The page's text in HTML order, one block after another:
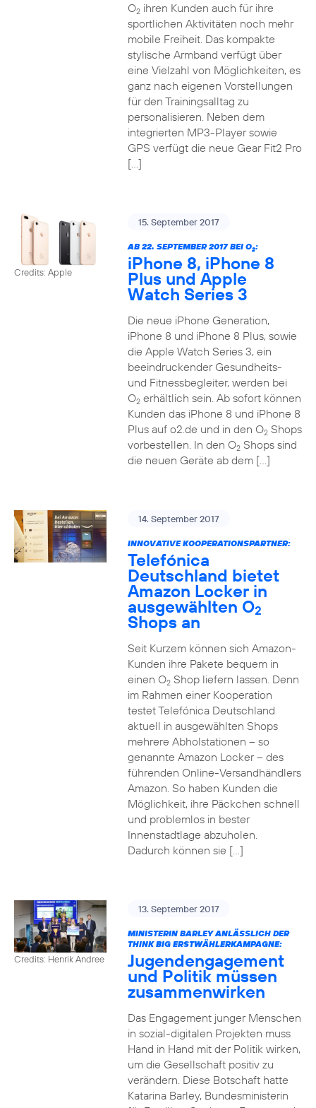
O2ihren Kunden auch für ihre
sportlichen Aktivitäten noch mehr
mobile Freiheit. Das kompakte
stylische Armband verfügt über
eine Vielzahl von Möglichkeiten, es
ganz nach eigenen Vorstellungen
für den Trainingsalltag zu
personalisieren. Neben dem
integrierten MP3-Player sowie
GPS verfügt die neue Gear Fit2 Pro
[…]
Credits: Apple
15. September 2017
AB 22. SEPTEMBER 2017 BEI O2:
iPhone 8, iPhone 8
Plus und Apple
Watch Series 3
Die neue iPhone Generation,
iPhone 8 und iPhone 8 Plus, sowie
die Apple Watch Series 3, ein
beeindruckender Gesundheits-
und Fitnessbegleiter, werden bei
O2erhältlich sein. Ab sofort können
Kunden das iPhone 8 und iPhone 8
Plus auf o2.de und in den O2Shops
vorbestellen. In den O2Shops sind
die neuen Geräte ab dem […]
14. September 2017
INNOVATIVE KOOPERATIONSPARTNER:
Telefónica
Deutschland bietet
Amazon Locker in
ausgewählten O2
Shops an
Seit Kurzem können sich Amazon-
Kunden ihre Pakete bequem in
einen O2Shop liefern lassen. Denn
im Rahmen einer Kooperation
testet Telefónica Deutschland
aktuell in ausgewählten Shops
mehrere Abholstationen – so
genannte Amazon Locker – des
führenden Online-Versandhändlers
Amazon. So haben Kunden die
Möglichkeit, ihre Päckchen schnell
und problemlos in bester
Innenstadtlage abzuholen.
Dadurch können sie […]
Credits: Henrik Andree
13. September 2017
MINISTERIN BARLEY ANLÄSSLICH DER
THINK BIG ERSTWÄHLERKAMPAGNE:
Jugendengagement
und Politik müssen
zusammenwirken
Das Engagement junger Menschen
in sozial-digitalen Projekten muss
Hand in Hand mit der Politik wirken,
um die Gesellschaft positiv zu
verändern. Diese Botschaft hatte
Katarina Barley, Bundesministerin